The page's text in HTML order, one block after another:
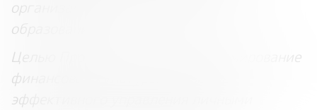
организаций дополнительного
образования.
Целью Программы является формирование
финансовой культуры и навыков
эффективного управления личными